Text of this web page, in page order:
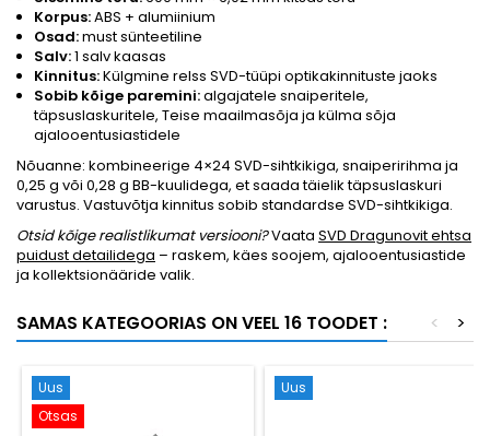
Korpus:ABS + alumiinium
Osad:must sünteetiline
Salv:1 salv kaasas
Kinnitus:Külgmine relss SVD-tüüpi optikakinnituste jaoks
Sobib kõige paremini:algajatele snaiperitele,
täpsuslaskuritele, Teise maailmasõja ja külma sõja
ajalooentusiastidele
Nõuanne: kombineerige 4×24 SVD-sihtkikiga, snaiperirihma ja
0,25 g või 0,28 g BB-kuulidega, et saada täielik täpsuslaskuri
varustus. Vastuvõtja kinnitus sobib standardse SVD-sihtkikiga.
Otsid kõige realistlikumat versiooni?Vaata SVD Dragunovit ehtsa
puidust detailidega – raskem, käes soojem, ajalooentusiastide
ja kollektsionääride valik.
SAMAS KATEGOORIAS ON VEEL 16 TOODET : >
<
Uus
Otsas
Uus